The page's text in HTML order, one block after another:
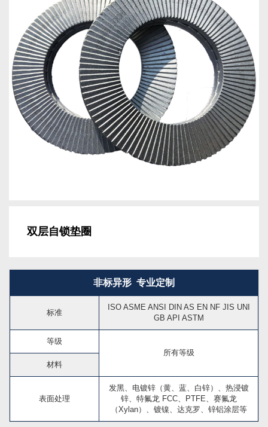
双层自锁垫圈
非标异形 专业定制
标准
ISO ASME ANSI DIN AS EN NF JIS UNI
GB API ASTM
等级
所有等级
材料
表面处理
发黑、电镀锌（黄、蓝、白锌）、热浸镀
锌、特氟龙 FCC、PTFE、赛氟龙
（Xylan）、镀镍、达克罗、锌铝涂层等